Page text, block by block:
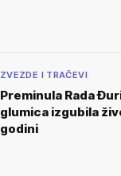
ZVEZDE I TRAČEVI
Preminula Rada
glumica izgubila
godini